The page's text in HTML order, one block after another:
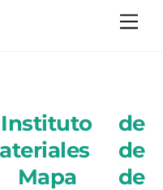
de
de
Mapa de